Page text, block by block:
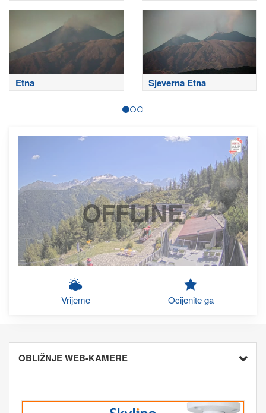
Etna Sjeverna Etna
OFFLINE
Vrijeme Ocijenite ga
OBLIŽNJE WEB-KAMERE